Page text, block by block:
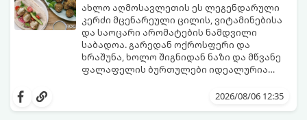
ახლო აღმოსავლეთის ეს ლეგენდარული
კერძი მცენარეული ცილის, ვიტამინებისა
და საოცარი არომატების ნამდვილი
საბადოა. გარედან ოქროსფერი და
ხრაშუნა, ხოლო შიგნიდან ნაზი და მწვანე
ფალაფელის ბურთულები იდეალურია
სალათებთან ერთად ან ტახინის (სესამის)
მდგომარეობს, რომ გამოიყენება2026/08/06 12:35